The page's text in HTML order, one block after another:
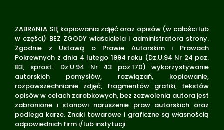
ZABRANIA SIĘ kopiowania zdjęć oraz opisów (w całości lub
w części) BEZ ZGODY właściciela i administratora strony.
Zgodnie z Ustawą o Prawie Autorskim i Prawach
Pokrewnych z dnia 4 lutego 1994 roku (Dz.U.94 Nr 24 poz.
83, sprost.: Dz.U.94 Nr 43 poz.170) wykorzystywanie
autorskich pomysłów, rozwiązań, kopiowanie,
rozpowszechnianie zdjęć, fragmentów grafiki, tekstów
opisów w celach zarobkowych, bez zezwolenia autora jest
zabronione i stanowi naruszenie praw autorskich oraz
podlega karze. Znaki towarowe i graficzne są własnością
odpowiednich firm i/lub instytucji.